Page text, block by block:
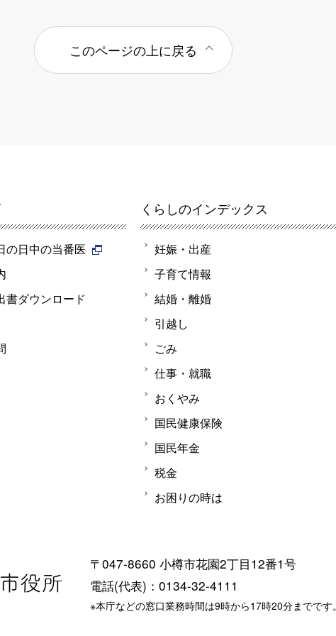
このページの上に戻る
の日中の当番医
書ダウンロード
くらしのインデックス
妊娠・出産
子育て情報
結婚・離婚
引越し
ごみ
仕事・就職
おくやみ
国民健康保険
国民年金
税金
お困りの時は
〒047-8660 小樽市花園2丁目12番1号
電話(代表)：0134-32-4111
※本庁などの窓口業務時間は9時から17時20分までです。